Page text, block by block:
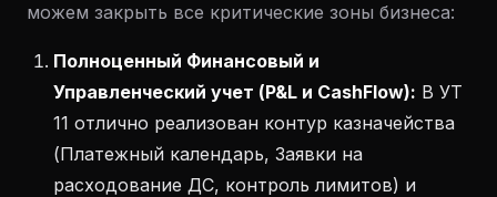
можем закрыть все критические зоны бизнеса:
Полноценный Финансовый и
Управленческий учет (P&L и CashFlow): В УТ
11 отлично реализован контур казначейства
(Платежный календарь, Заявки на
расходование ДС, контроль лимитов) и